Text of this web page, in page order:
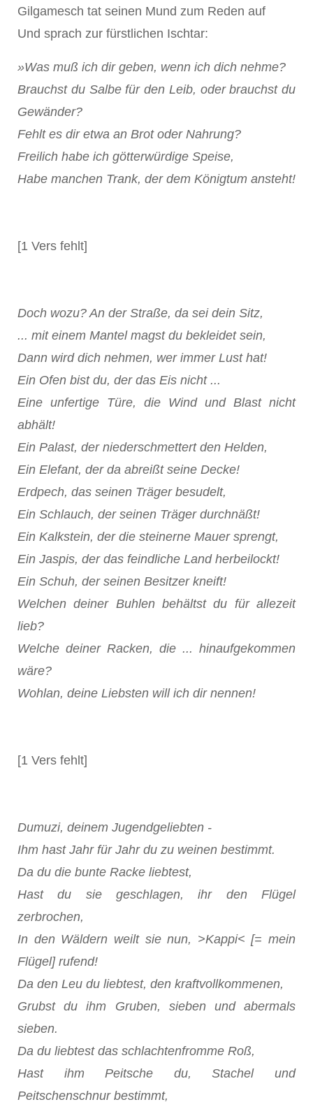
Gilgamesch tat seinen Mund zum Reden auf
Und sprach zur fürstlichen Ischtar:
»Was muß ich dir geben, wenn ich dich nehme?
Brauchst du Salbe für den Leib, oder brauchst du
Gewänder?
Fehlt es dir etwa an Brot oder Nahrung?
Freilich habe ich götterwürdige Speise,
Habe manchen Trank, der dem Königtum ansteht!
[1 Vers fehlt]
Doch wozu? An der Straße, da sei dein Sitz,
... mit einem Mantel magst du bekleidet sein,
Dann wird dich nehmen, wer immer Lust hat!
Ein Ofen bist du, der das Eis nicht ...
Eine unfertige Türe, die Wind und Blast nicht
abhält!
Ein Palast, der niederschmettert den Helden,
Ein Elefant, der da abreißt seine Decke!
Erdpech, das seinen Träger besudelt,
Ein Schlauch, der seinen Träger durchnäßt!
Ein Kalkstein, der die steinerne Mauer sprengt,
Ein Jaspis, der das feindliche Land herbeilockt!
Ein Schuh, der seinen Besitzer kneift!
Welchen deiner Buhlen behältst du für allezeit
lieb?
Welche deiner Racken, die ... hinaufgekommen
wäre?
Wohlan, deine Liebsten will ich dir nennen!
[1 Vers fehlt]
Dumuzi, deinem Jugendgeliebten -
Ihm hast Jahr für Jahr du zu weinen bestimmt.
Da du die bunte Racke liebtest,
Hast du sie geschlagen, ihr den Flügel
zerbrochen,
In den Wäldern weilt sie nun, >Kappi< [= mein
Flügel] rufend!
Da den Leu du liebtest, den kraftvollkommenen,
Grubst du ihm Gruben, sieben und abermals
sieben.
Da du liebtest das schlachtenfromme Roß,
Hast ihm Peitsche du, Stachel und
Peitschenschnur bestimmt,